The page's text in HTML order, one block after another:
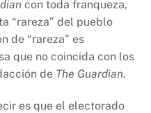
con toda franqueza,
“rareza” del pueblo
de “rareza” es
que no coincida con los
de The Guardian.
es que el electorado